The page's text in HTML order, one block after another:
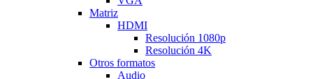
Matriz
HDMI
Resolución 1080p
Resolución 4K
Otros formatos
Audio